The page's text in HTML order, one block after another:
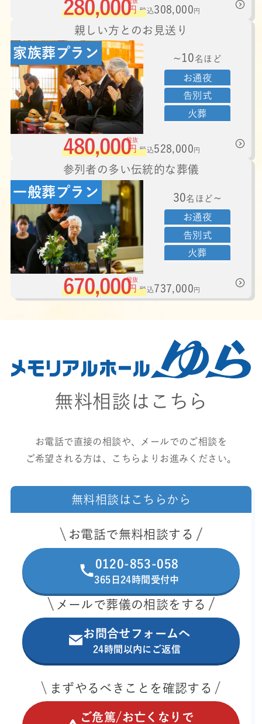
280,000円 税込308,000 円
親しい方とのお見送り
家族葬プラン ~10 名ほど
お通夜
告別式
火葬
480,000税抜
円 税込528,000 円
参列者の多い伝統的な葬儀
一般葬プラン 30名ほど ~
お通夜
告別式
火葬
670,000税抜
円 税込737,000 円
無料相談はこちら
お電話で直接の相談や、メールでのご相談を
ご希望される方は、こちらよりお進みください。
無料相談はこちらから
お電話で無料相談する
0120-853-058
365日24時間受付中
メールで葬儀の相談をする
お問合せフォームへ
24時間以内にご返信
まずやるべきことを確認する
ご危篤/お亡くなりで